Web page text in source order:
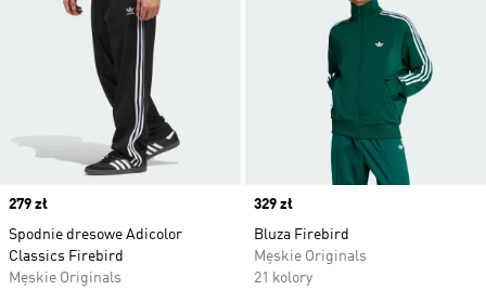
Price
279 zł
Spodnie dresowe Adicolor
Classics Firebird
Męskie Originals
Price
329 zł
Bluza Firebird
Męskie Originals
21 kolory